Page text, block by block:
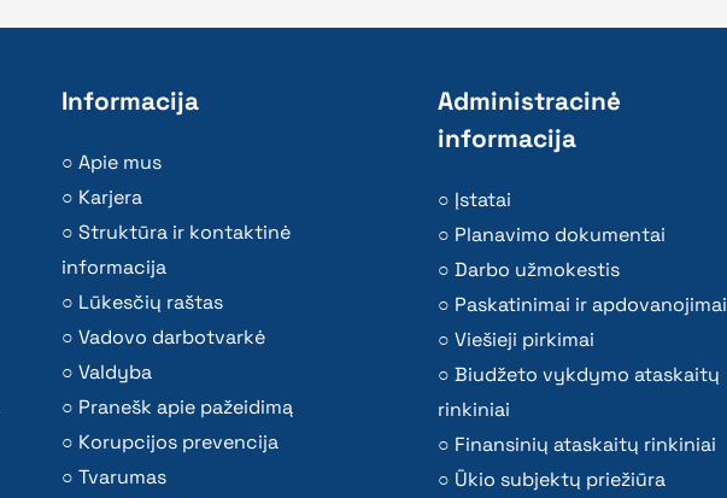
Informacija
Apie mus
Karjera
Struktūra ir kontaktinė
informacija
Lūkesčių raštas
Vadovo darbotvarkė
Valdyba
Pranešk apie pažeidimą
Korupcijos prevencija
Tvarumas
Administracinė
informacija
Įstatai
Planavimo dokumentai
Darbo užmokestis
Paskatinimai ir apdovanojimai
Viešieji pirkimai
Biudžeto vykdymo ataskaitų
rinkiniai
Finansinių ataskaitų rinkiniai
Ūkio subjektų priežiūra